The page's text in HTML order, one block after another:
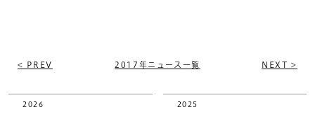
< PREV 2017年ニュース一覧 NEXT >
2026 2025